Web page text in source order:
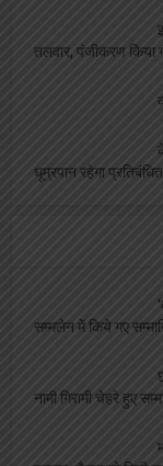
तलवार, पंजीकरण किया
धूम्रपान रहेगा प्रतिबंधित
सम्मलेन में किये गए
नामी गिरामी चेहरे हुए